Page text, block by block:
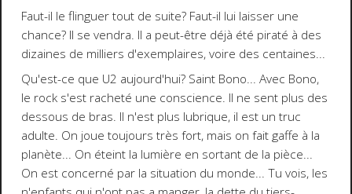
Faut-il le flinguer tout de suite?Faut-il lui laisser une
chance? Il se vendra. Il a peut-être déjà été piraté à des
dizaines de milliers d'exemplaires, voire des centaines...
Qu'est-ce que U2 aujourd'hui?Saint Bono... Avec Bono,
le rock s'est racheté une conscience. Il ne sent plus des
dessous de bras. Il n'est plus lubrique, il est un truc
adulte. On joue toujours très fort, mais on fait gaffe à la
planète... On éteint la lumière en sortant de la pièce...
On est concerné par la situation du monde... Tu vois, les